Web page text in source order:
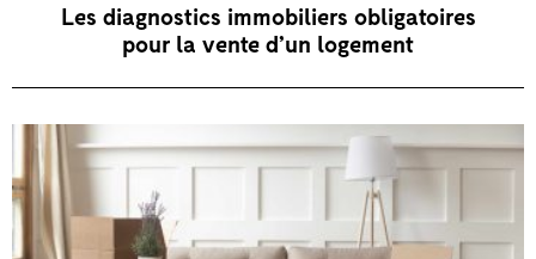
Les diagnostics immobiliers obligatoires
pour la vente d’un logement